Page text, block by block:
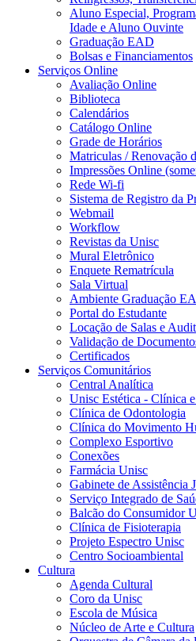
Aluno Especial,
Idade e Aluno Ouvinte
Graduação EAD
Bolsas e Financiamentos
Serviços Online
Avaliação Online
Biblioteca
Calendários
Catálogo Online
Grade de Horários
Matriculas / Renovação
Impressões Online
Rede Wi-fi
Sistema de Registro da
Webmail
Workflow
Revistas da Unisc
Mural Eletrônico
Enquete Rematrícula
Sala Virtual
Ambiente Graduação
Portal do Estudante
Locação de Salas e
Validação de
Certificados
Serviços Comunitários
Central Analítica
Unisc Estética - Clínica e
Clínica de Odontologia
Clínica do Movimento
Complexo Esportivo
Conexões
Farmácia Unisc
Gabinete de Assistência
Serviço Integrado de
Balcão do Consumidor
Clínica de Fisioterapia
Projeto Espectro Unisc
Centro Socioambiental
Cultura
Agenda Cultural
Coro da Unisc
Escola de Música
Núcleo de Arte e Cultura